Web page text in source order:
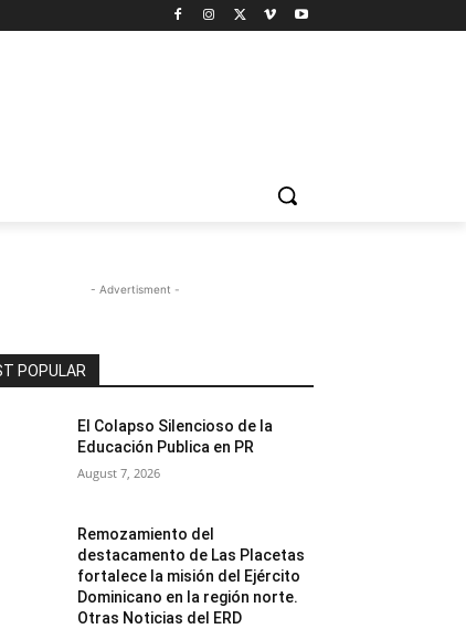
- Advertisment -
POPULAR
El Colapso Silencioso de la
Educación Publica en PR
August 7, 2026
Remozamiento del
destacamento de Las Placetas
fortalece la misión del Ejército
Dominicano en la región norte.
Otras Noticias del ERD